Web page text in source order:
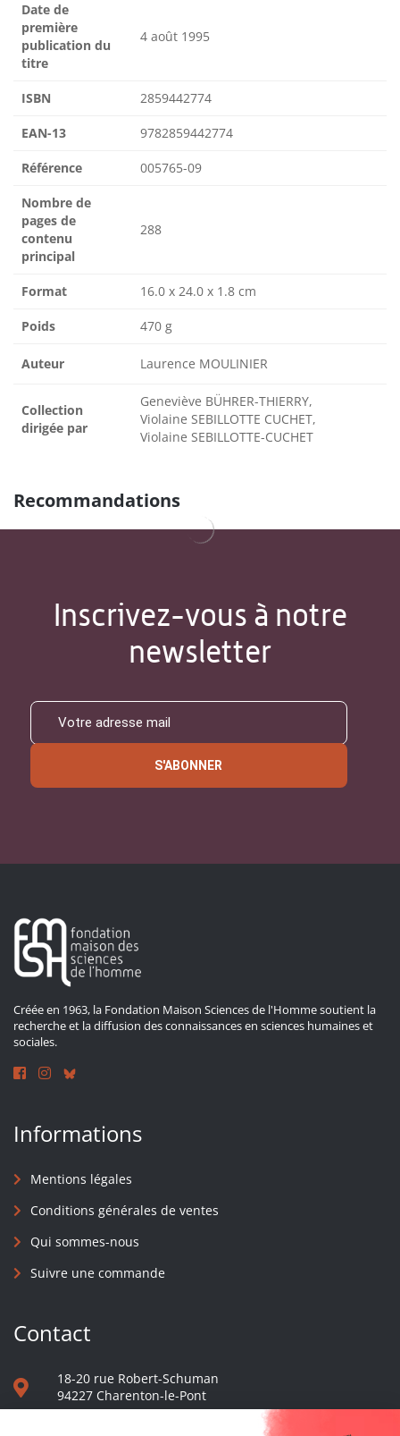
Date de
première
publication du
titre
4 août 1995
ISBN 2859442774
EAN-13 9782859442774
Référence 005765-09
Nombre de
pages de
contenu
principal
288
Format 16.0 x 24.0 x 1.8 cm
Poids 470 g
Auteur Laurence MOULINIER
Collection
dirigée par
Geneviève BÜHRER-THIERRY,
Violaine SEBILLOTTE CUCHET,
Violaine SEBILLOTTE-CUCHET
Recommandations
Inscrivez-vous à notre
newsletter
S'ABONNER
Créée en 1963, la Fondation Maison Sciences de l'Homme soutient la
recherche et la diffusion des connaissances en sciences humaines et
sociales.
Informations
Mentions légales
Conditions générales de ventes
Qui sommes-nous
Suivre une commande
Contact
18-20 rue Robert-Schuman
94227 Charenton-le-Pont